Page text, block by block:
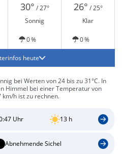
30° / 27° 26° / 25°
Sonnig Klar
0 % 0 %
heute
bei Werten von 24 bis zu 31°C. In
Himmel bei einer Temperatur von
km/h ist zu rechnen.
Uhr 13 h
Abnehmende Sichel